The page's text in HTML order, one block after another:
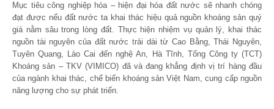
Mục tiêu công nghiệp hóa – hiện đại hóa đất nước sẽ nhanh chóng
đạt được nếu đất nước ta khai thác hiệu quả nguồn khoáng sản quý
giá nằm sâu trong lòng đất. Thực hiện nhiệm vụ quản lý, khai thác
nguồn tài nguyên của đất nước trải dài từ Cao Bằng, Thái Nguyên,
Tuyên Quang, Lào Cai đến nghệ An, Hà Tĩnh, Tổng Công ty (TCT)
Khoáng sản – TKV (VIMICO) đã và đang khẳng định vị trí hàng đầu
của ngành khai thác, chế biến khoáng sản Việt Nam, cung cấp nguồn
năng lượng cho sự phát triển.